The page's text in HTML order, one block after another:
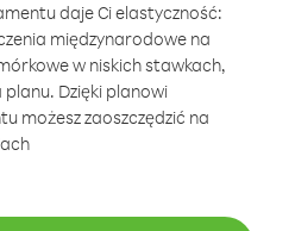
daje Ci elastyczność:
międzynarodowe na
w niskich stawkach,
Dzięki planowi
możesz zaoszczędzić na